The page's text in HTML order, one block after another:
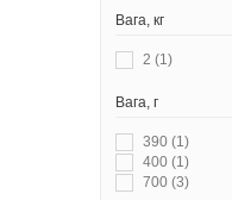
Вага, кг
2 (1)
Вага, г
390 (1)
400 (1)
700 (3)